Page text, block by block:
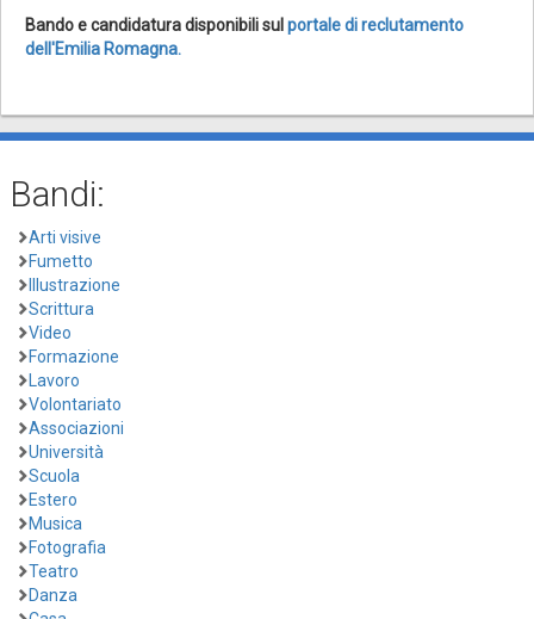
Bando e candidatura disponibili sul portale di reclutamento
dell'Emilia Romagna.
Bandi:
Arti visive
Fumetto
Illustrazione
Scrittura
Video
Formazione
Lavoro
Volontariato
Associazioni
Università
Scuola
Estero
Musica
Fotografia
Teatro
Danza